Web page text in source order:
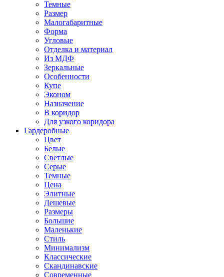
Темные
Размер
Малогабаритные
Форма
Угловые
Отделка и материал
Из МДФ
Зеркальные
Особенности
Купе
Эконом
Назначение
В коридор
Для узкого коридора
Гардеробные
Цвет
Белые
Светлые
Серые
Темные
Цена
Элитные
Дешевые
Размеры
Большие
Маленькие
Стиль
Минимализм
Классические
Скандинавские
Современные